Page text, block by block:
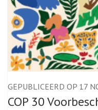
GEPUBLICEERD OP 17
COP 30